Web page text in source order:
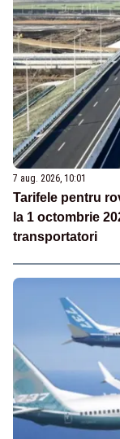
7 aug. 2026, 10:01
Tarifele pentru
la 1 octombrie
transportatori